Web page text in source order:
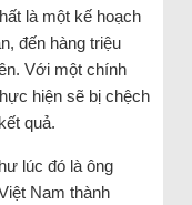
là một kế hoạch
đến hàng triệu
Với một chính
hiện sẽ bị chệch
quả.
lúc đó là ông
Nam thành